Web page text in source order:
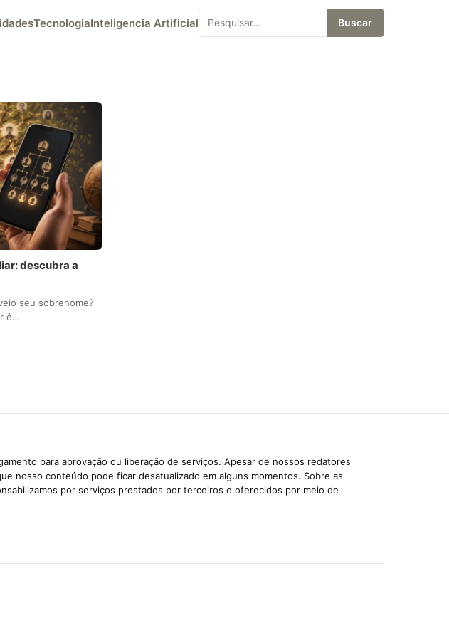
TecnologiaInteligencia Artificial Buscar
descubra a
seu sobrenome?
é…
para aprovação ou liberação de serviços. Apesar de nossos redatores
nosso conteúdo pode ficar desatualizado em alguns momentos. Sobre as
por serviços prestados por terceiros e oferecidos por meio de